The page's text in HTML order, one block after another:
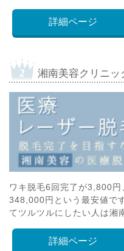
詳細ページ
湘南美容クリニッ
ワキ脱毛6回完了が3,800
348,000円という最安値で
てツルツルにしたい人は湘
詳細ページ